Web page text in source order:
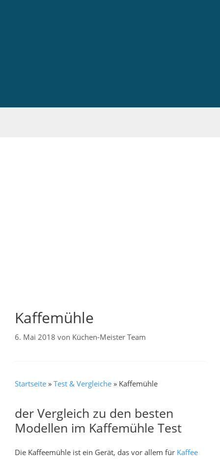
Kaffemühle
6. Mai 2018 von Küchen-Meister Team
Startseite » Test & Vergleiche » Kaffemühle
der Vergleich zu den besten
Modellen im Kaffemühle Test
Die Kaffeemühle ist ein Gerät, das vor allem für Kaffee